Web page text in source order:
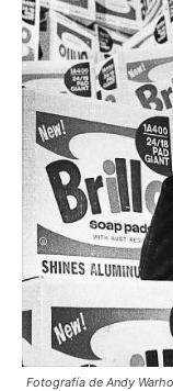
Fotografía de Andy